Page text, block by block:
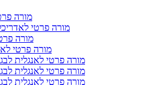
מורה
מורה פרטי
מורה
מורה פרטי
מורה פרטי לאנגלית לבגרות 3 יח"ל
מורה פרטי לאנגלית לבגרות 4 יח"ל
מורה פרטי לאנגלית לבגרות 5 יח"ל